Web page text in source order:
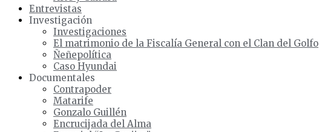
Entrevistas
Investigación
Investigaciones
El matrimonio de la Fiscalía General con el Clan del Golfo
Ñeñepolítica
Caso Hyundai
Documentales
Contrapoder
Matarife
Gonzalo Guillén
Encrucijada del Alma